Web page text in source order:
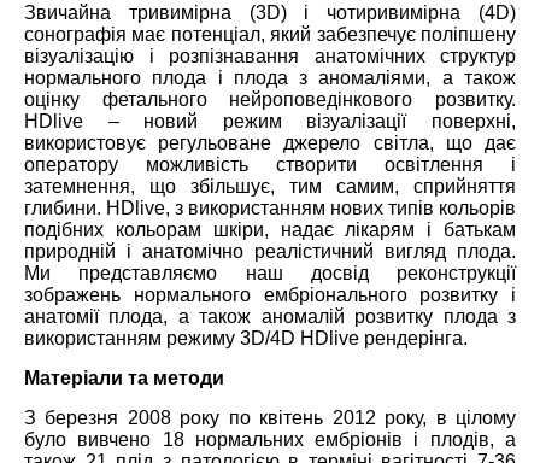
Звичайна тривимірна (3D) і чотиривимірна (4D)
сонографія має потенціал, який забезпечує поліпшену
візуалізацію і розпізнавання анатомічних структур
нормального плода і плода з аномаліями, а також
оцінку фетального нейроповедінкового розвитку.
HDlive – новий режим візуалізації поверхні,
використовує регульоване джерело світла, що дає
оператору можливість створити освітлення і
затемнення, що збільшує, тим самим, сприйняття
глибини. HDlive, з використанням нових типів кольорів
подібних кольорам шкіри, надає лікарям і батькам
природній і анатомічно реалістичний вигляд плода.
Ми представляємо наш досвід реконструкції
зображень нормального ембріонального розвитку і
анатомії плода, а також аномалій розвитку плода з
використанням режиму 3D/4D HDlive рендерінга.
Матеріали та методи
З березня 2008 року по квітень 2012 року, в цілому
було вивчено 18 нормальних ембріонів і плодів, а